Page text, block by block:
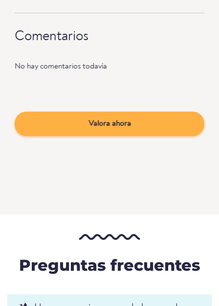
Comentarios
No hay comentarios todavía
Valora ahora
Preguntas frecuentes